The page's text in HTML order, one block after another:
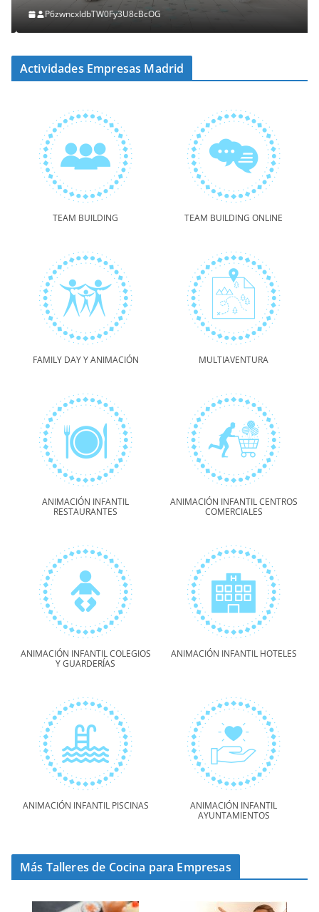
P6zwncxIdbTW0Fy3U8cBcOG
Actividades Empresas Madrid
TEAM BUILDING TEAM BUILDING ONLINE
FAMILY DAY Y ANIMACIÓN MULTIAVENTURA
ANIMACIÓN INFANTIL
RESTAURANTES
ANIMACIÓN INFANTIL CENTROS
COMERCIALES
ANIMACIÓN INFANTIL COLEGIOS
Y GUARDERÍAS
ANIMACIÓN INFANTIL HOTELES
ANIMACIÓN INFANTIL PISCINAS
ANIMACIÓN INFANTIL
AYUNTAMIENTOS
Más Talleres de Cocina para Empresas